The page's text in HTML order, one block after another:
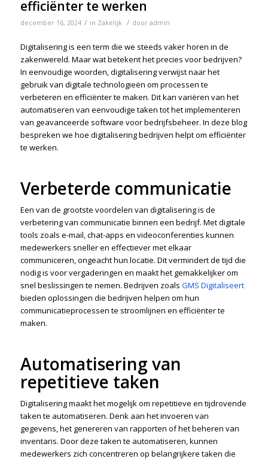
efficiënter te werken
december 16, 2024 / in Zakelijk / door admin
Digitalisering is een term die we steeds vaker horen in de
zakenwereld. Maar wat betekent het precies voor bedrijven?
In eenvoudige woorden, digitalisering verwijst naar het
gebruik van digitale technologieën om processen te
verbeteren en efficiënter te maken. Dit kan variëren van het
automatiseren van eenvoudige taken tot het implementeren
van geavanceerde software voor bedrijfsbeheer. In deze blog
bespreken we hoe digitalisering bedrijven helpt om efficiënter
te werken.
Verbeterde communicatie
Een van de grootste voordelen van digitalisering is de
verbetering van communicatie binnen een bedrijf. Met digitale
tools zoals e-mail, chat-apps en videoconferenties kunnen
medewerkers sneller en effectiever met elkaar
communiceren, ongeacht hun locatie. Dit vermindert de tijd die
nodig is voor vergaderingen en maakt het gemakkelijker om
snel beslissingen te nemen. Bedrijven zoals GMS Digitaliseert
bieden oplossingen die bedrijven helpen om hun
communicatieprocessen te stroomlijnen en efficiënter te
maken.
Automatisering van
repetitieve taken
Digitalisering maakt het mogelijk om repetitieve en tijdrovende
taken te automatiseren. Denk aan het invoeren van
gegevens, het genereren van rapporten of het beheren van
inventaris. Door deze taken te automatiseren, kunnen
medewerkers zich concentreren op belangrijkere taken die